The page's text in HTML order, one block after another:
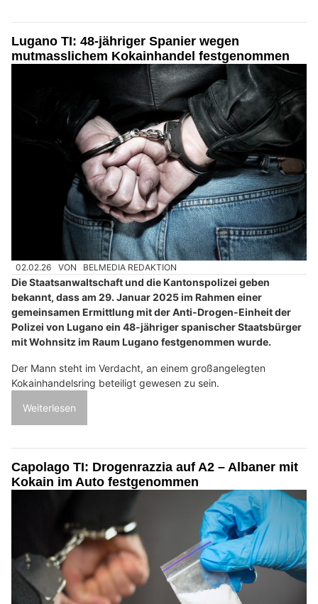
Lugano TI: 48-jähriger Spanier wegen
mutmasslichem Kokainhandel festgenommen
02.02.26 VON BELMEDIA REDAKTION
Die Staatsanwaltschaft und die Kantonspolizei geben
bekannt, dass am 29. Januar 2025 im Rahmen einer
gemeinsamen Ermittlung mit der Anti-Drogen-Einheit der
Polizei von Lugano ein 48-jähriger spanischer Staatsbürger
mit Wohnsitz im Raum Lugano festgenommen wurde.
Der Mann steht im Verdacht, an einem großangelegten
Kokainhandelsring beteiligt gewesen zu sein.
Weiterlesen
Capolago TI: Drogenrazzia auf A2 – Albaner mit
Kokain im Auto festgenommen